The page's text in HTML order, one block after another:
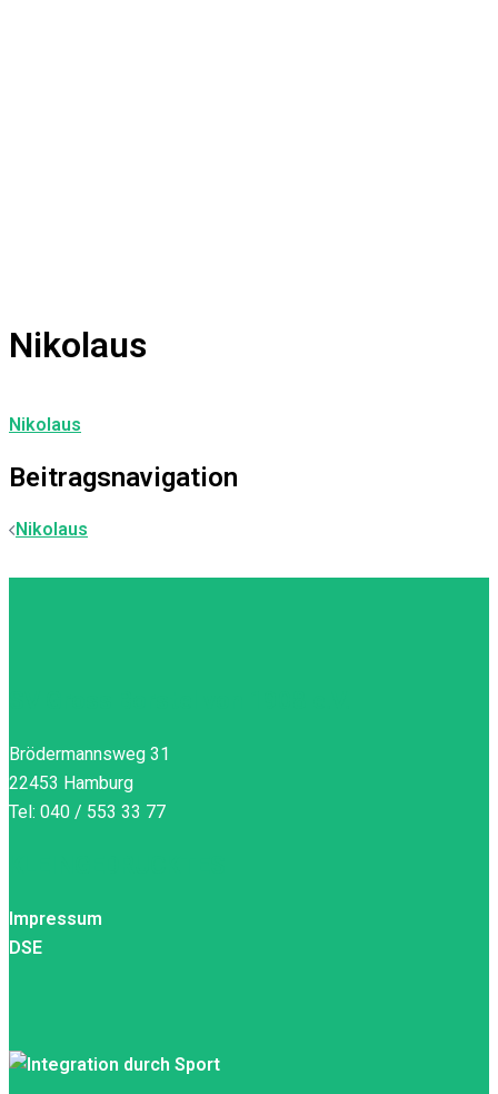
Nikolaus
Nikolaus
Beitragsnavigation
Nikolaus
Brödermannsweg 31
22453 Hamburg
Tel: 040 / 553 33 77
Impressum
DSE